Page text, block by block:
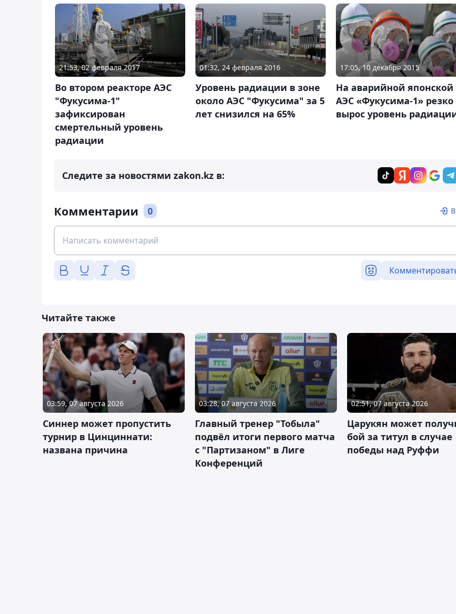
21:53, 02 февраля 2017
Во втором реакторе АЭС
"Фукусима-1"
зафиксирован
смертельный уровень
радиации
01:32, 24 февраля 2016
Уровень радиации в зоне
около АЭС "Фукусима" за 5
лет снизился на 65%
17:05, 10 декабря 2015
На аварийной японской
АЭС «Фукусима-1» резко
вырос уровень
Следите за новостями zakon.kz в:
Комментарии 0
Читайте также
03:59, 07 августа 2026
Синнер может пропустить
турнир в Цинциннати:
названа причина
03:28, 07 августа 2026
Главный тренер "Тобыла"
подвёл итоги первого матча
с "Партизаном" в Лиге
Конференций
02:51, 07 августа 2026
Царукян может
бой за титул в случае
победы над Руффи